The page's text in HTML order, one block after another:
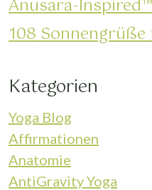
Anusara-
108
Kategorien
Yoga Blog
Affirmationen
Anatomie
AntiGravity Yoga